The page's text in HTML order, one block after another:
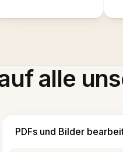
alle
PDFs und Bilder